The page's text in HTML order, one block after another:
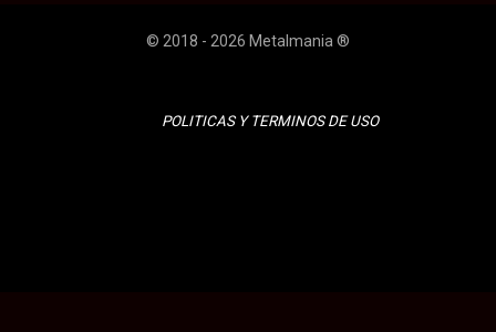
© 2018 - 2026 Metalmania ®
POLITICAS Y TERMINOS DE USO